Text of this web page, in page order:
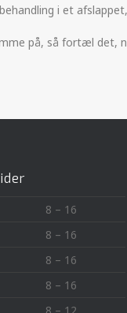
i et
på, så fortæl det,
8 – 16
8 – 16
8 – 16
8 – 16